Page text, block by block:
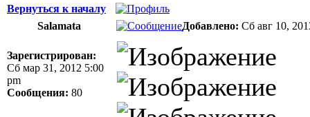
Вернуться к началу
Salamata
Добавлено: Сб авг 10,
Зарегистрирован:
Сб мар 31, 2012 5:00
pm
Сообщения: 80